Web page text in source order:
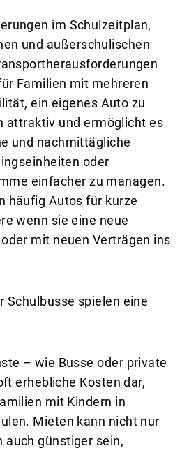
im Schulzeitplan,
und außerschulischen
Familien mit mehreren
ein eigenes Auto zu
attraktiv und ermöglicht es
und nachmittägliche
oder
einfacher zu managen.
häufig Autos für kurze
wenn sie eine neue
mit neuen Verträgen ins
Schulbusse spielen eine
– wie Busse oder private
erhebliche Kosten dar,
mit Kindern in
Mieten kann nicht nur
auch günstiger sein,